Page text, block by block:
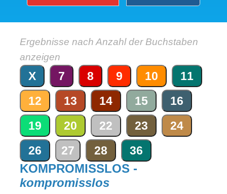
Ergebnisse nach Anzahl der Buchstaben
anzeigen
X 7 8 9 10
11
12
13 14 15
16
19
20 22 23
24
26
27 28 36
KOMPROMISSLOS -
kompromisslos